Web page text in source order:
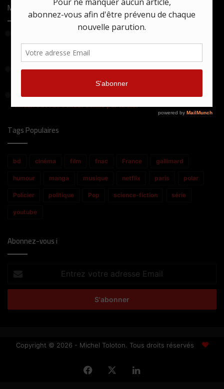
Most Viewed Posts
Comment la série turque Bir Baskadir confronte tradition et
monde moderne
25 avril 2024
Death Game : la rédemption ou la mort !
16 juin 2020
Knock Out ! Le boxeur sonné par la vie.
Tags Populaires
bd cinéma film fnac France gallimard
humour manga musique netflix paris polar
Policier politique Pop science-fiction série
youtube
Abonnez-vous i
adresse
Copyright © 2026 - Michel Toloton. Tous droits réservés
Facebook Linkedin